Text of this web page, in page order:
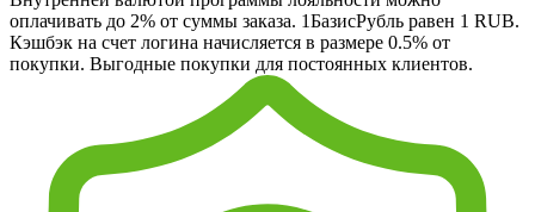
оплачивать до 2% от суммы заказа. 1БазисРубль равен 1 RUB.
Кэшбэк на счет логина начисляется в размере 0.5% от
покупки. Выгодные покупки для постоянных клиентов.